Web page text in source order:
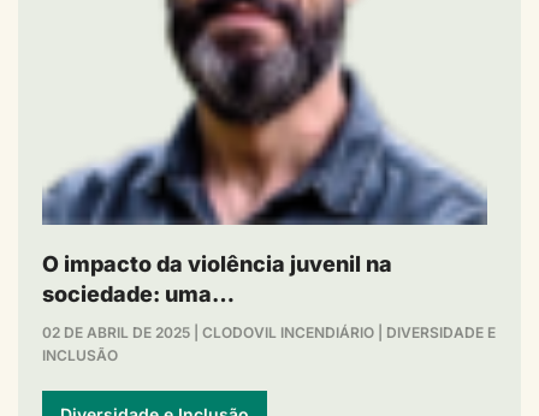
O impacto da violência juvenil na
sociedade: uma…
02 DE ABRIL DE 2025 CLODOVIL INCENDIÁRIO
DIVERSIDADE E
INCLUSÃO